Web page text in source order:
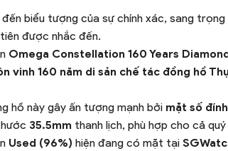
đến biểu tượng của sự chính xác, sang
được nhắc đến.
Omega Constellation 160 Years
vinh 160 năm di sản chế tác đồng hồ
hồ này gây ấn tượng mạnh bởi mặt số
35.5mm thanh lịch, phù hợp cho cả
Used (96%) hiện đang có mặt tại